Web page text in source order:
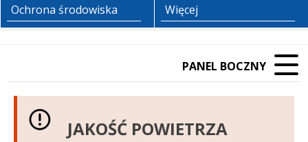
Ochrona środowiska Więcej
PANEL BOCZNY
JAKOŚĆ POWIETRZA